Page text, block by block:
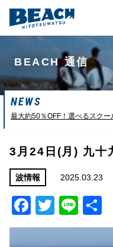
スクー
レ
一松海岸 波情報
サイズ
カターアタマ
状態
ハード
BEACH 通信
NEWS
最大約50％OFF！選べるスクー
3月24日(月) 九十
波情報 2025.03.23
Facebook
Twitter
Line